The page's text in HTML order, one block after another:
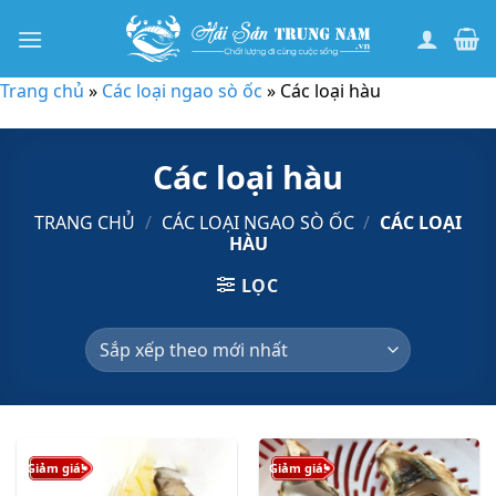
qua
dung
Trang chủ » Các loại ngao sò ốc » Các loại hàu
Các loại hàu
TRANG CHỦ / CÁC LOẠI NGAO SÒ ỐC / CÁC LOẠI
HÀU
LỌC
Giảm giá! Giảm giá!